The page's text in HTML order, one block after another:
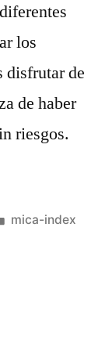
los
disfrutar de
de haber
riesgos.
Publicado
mica-index